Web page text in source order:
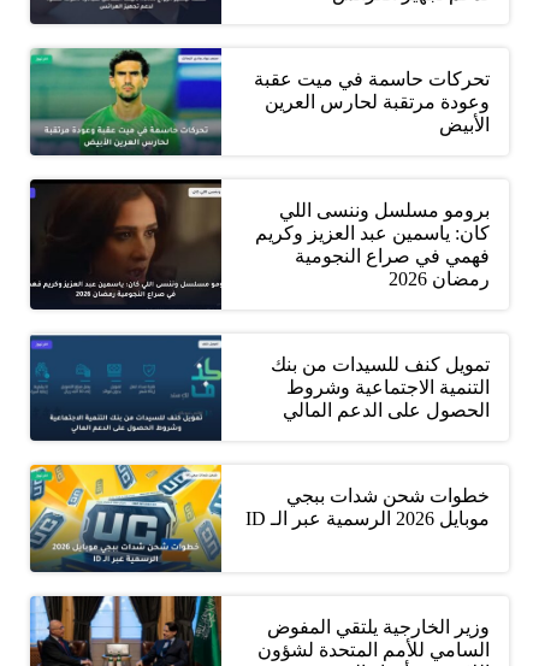
تحركات حاسمة في ميت عقبة
وعودة مرتقبة لحارس العرين
الأبيض
برومو مسلسل وننسى اللي
كان: ياسمين عبد العزيز وكريم
فهمي في صراع النجومية
رمضان 2026
تمويل كنف للسيدات من بنك
التنمية الاجتماعية وشروط
الحصول على الدعم المالي
خطوات شحن شدات ببجي
موبايل 2026 الرسمية عبر الـ ID
وزير الخارجية يلتقي المفوض
السامي للأمم المتحدة لشؤون